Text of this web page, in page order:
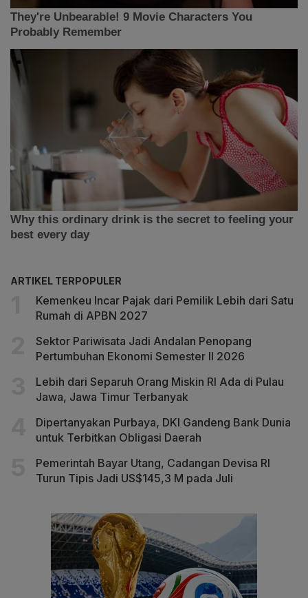
ARTIKEL TERPOPULER
Kemenkeu Incar Pajak dari Pemilik Lebih dari Satu
Rumah di APBN 2027
Sektor Pariwisata Jadi Andalan Penopang
Pertumbuhan Ekonomi Semester II 2026
Lebih dari Separuh Orang Miskin RI Ada di Pulau
Jawa, Jawa Timur Terbanyak
Dipertanyakan Purbaya, DKI Gandeng Bank Dunia
untuk Terbitkan Obligasi Daerah
Pemerintah Bayar Utang, Cadangan Devisa RI
Turun Tipis Jadi US$145,3 M pada Juli